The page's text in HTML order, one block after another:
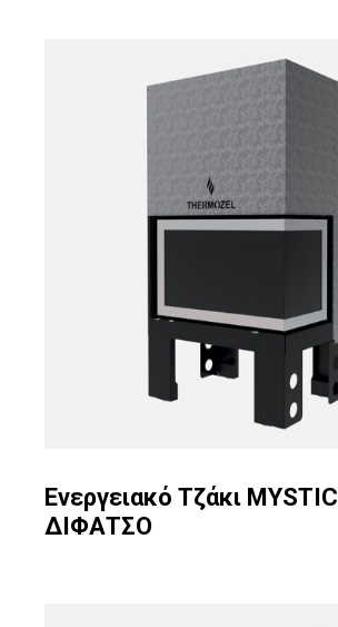
Ενεργειακό Τζάκι MYSTIC
ΔΙΦΑΤΣΟ